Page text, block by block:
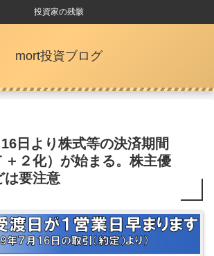
投資家の残骸
mort投資ブログ
日より株式等の決済期間
＋２化）が始まる。株主優
は要注意